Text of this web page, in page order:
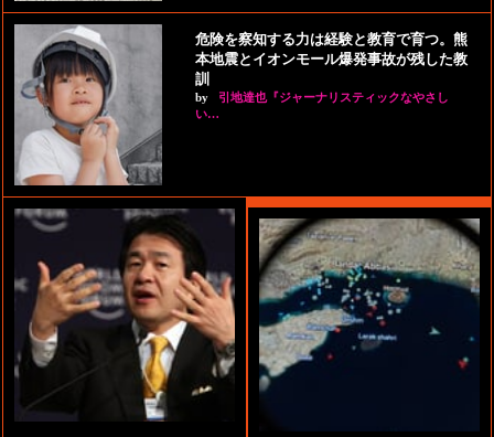
危険を察知する力は経験と教育で育つ。熊
本地震とイオンモール爆発事故が残した教
訓
by
引地達也『ジャーナリスティックなやさし
い…